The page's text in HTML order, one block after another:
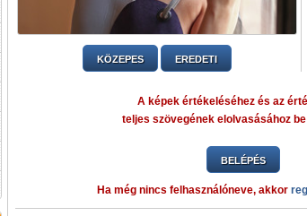
KÖZEPES EREDETI
A képek értékeléséhez és az
teljes szövegének elolvasásához
BELÉPÉS
Ha még nincs felhasználóneve, akkor